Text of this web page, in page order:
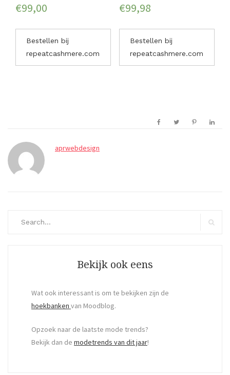
€99,00
Bestellen bij
repeatcashmere.com
€99,98
Bestellen bij
repeatcashmere.com
aprwebdesign
Bekijk ook eens
Wat ook interessant is om te bekijken zijn de
hoekbanken van Moodblog.
Opzoek naar de laatste mode trends?
Bekijk dan de modetrends van dit jaar!